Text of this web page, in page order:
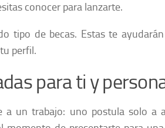
conocer para lanzarte.
tipo de becas. Estas te
perfil.
para ti y
a un trabajo: uno postula solo a